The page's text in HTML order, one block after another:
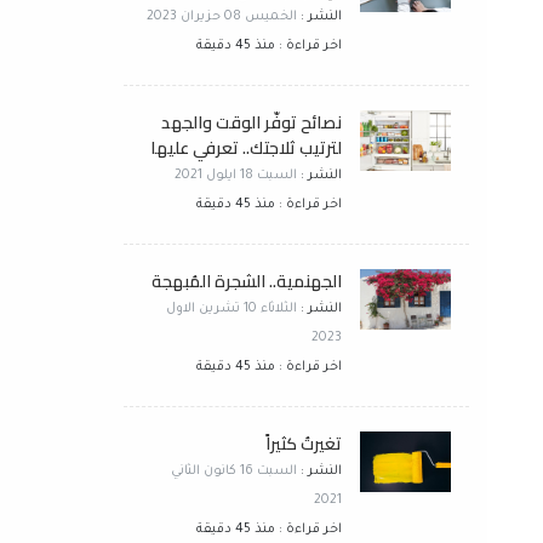
النشر : الخميس 08 حزيران 2023
اخر قراءة : منذ 45 دقيقة
نصائح توفّر الوقت والجهد
لترتيب ثلاجتك.. تعرفي عليها
النشر : السبت 18 ايلول 2021
اخر قراءة : منذ 45 دقيقة
الجهنمية.. الشجرة المُبهجة
النشر :
الثلاثاء 10 تشرين الاول
2023
اخر قراءة : منذ 45 دقيقة
تغيرتُ كثيراً
النشر :
السبت 16 كانون الثاني
2021
اخر قراءة : منذ 45 دقيقة